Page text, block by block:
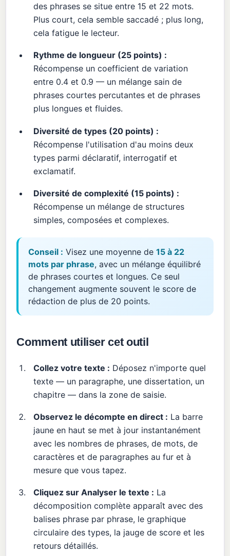
des phrases se situe entre 15 et 22 mots.
Plus court, cela semble saccadé ; plus long,
cela fatigue le lecteur.
Rythme de longueur (25 points) :
Récompense un coefficient de variation
entre 0.4 et 0.9 — un mélange sain de
phrases courtes percutantes et de phrases
plus longues et fluides.
Diversité de types (20 points) :
Récompense l'utilisation d'au moins deux
types parmi déclaratif, interrogatif et
exclamatif.
Diversité de complexité (15 points) :
Récompense un mélange de structures
simples, composées et complexes.
Conseil : Visez une moyenne de15 à 22
mots par phrase, avec un mélange équilibré
de phrases courtes et longues. Ce seul
changement augmente souvent le score de
rédaction de plus de 20 points.
Comment utiliser cet outil
Collez votre texte : Déposez n'importe quel
texte — un paragraphe, une dissertation, un
chapitre — dans la zone de saisie.
Observez le décompte en direct : La barre
jaune en haut se met à jour instantanément
avec les nombres de phrases, de mots, de
caractères et de paragraphes au fur et à
mesure que vous tapez.
Cliquez sur Analyser le texte : La
décomposition complète apparaît avec des
balises phrase par phrase, le graphique
circulaire des types, la jauge de score et les
retours détaillés.